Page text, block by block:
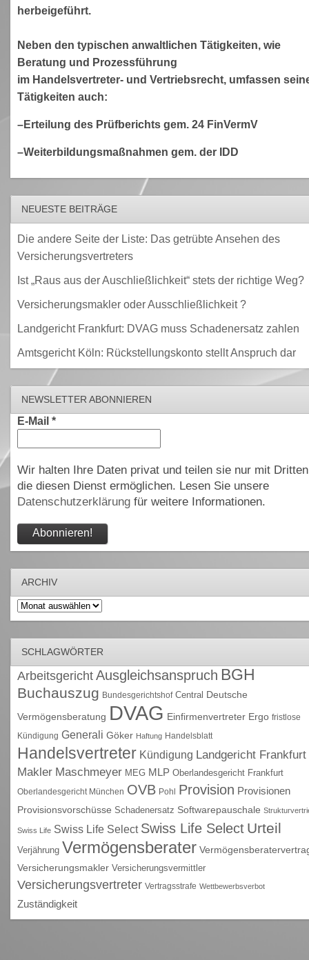
herbeigeführt.
Neben den typischen anwaltlichen Tätigkeiten, wie
Beratung und Prozessführung
im Handelsvertreter- und Vertriebsrecht, umfassen
Tätigkeiten auch:
–Erteilung des Prüfberichts gem. 24 FinVermV
–Weiterbildungsmaßnahmen gem. der IDD
NEUESTE BEITRÄGE
Die andere Seite der Liste: Das getrübte Ansehen des
Versicherungsvertreters
Ist „Raus aus der Auschließlichkeit“ stets der richtige Weg?
Versicherungsmakler oder Ausschließlichkeit ?
Landgericht Frankfurt: DVAG muss Schadenersatz zahlen
Amtsgericht Köln: Rückstellungskonto stellt Anspruch dar
NEWSLETTER ABONNIEREN
E-Mail *
Wir halten Ihre Daten privat und teilen sie nur mit
die diesen Dienst ermöglichen. Lesen Sie unsere
Datenschutzerklärungfür weitere Informationen.
ARCHIV
Archiv
SCHLAGWÖRTER
Arbeitsgericht Ausgleichsanspruch BGH
Buchauszug Bundesgerichtshof Central Deutsche
Vermögensberatung DVAG Einfirmenvertreter Ergo fristlose
Kündigung Generali Göker Haftung Handelsblatt
Handelsvertreter Kündigung Landgericht Frankfurt
Makler Maschmeyer MEG MLP Oberlandesgericht Frankfurt
Oberlandesgericht München OVB Pohl Provision Provisionen
Provisionsvorschüsse Schadenersatz Softwarepauschale
Swiss Life Swiss Life Select Swiss Life Select Urteil
Verjährung Vermögensberater
Versicherungsmakler Versicherungsvermittler
Versicherungsvertreter Vertragsstrafe Wettbewerbsverbot
Zuständigkeit